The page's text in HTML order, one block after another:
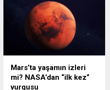
Mars’ta yaşamın izleri
mi? NASA’dan “ilk kez”
vurgusu